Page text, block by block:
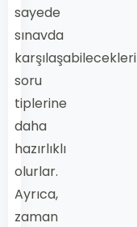
sayede
sınavda
karşılaşabilecekleri
soru
tiplerine
daha
hazırlıklı
olurlar.
Ayrıca,
zaman